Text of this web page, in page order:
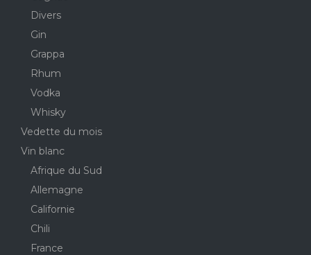
Divers
Gin
Grappa
Rhum
Vodka
Whisky
Vedette du mois
Vin blanc
Afrique du Sud
Allemagne
Californie
Chili
France